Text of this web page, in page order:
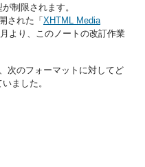
制限されます。
された「 XHTML Media
より、このノートの改訂作業
次のフォーマットに対してど
ました。